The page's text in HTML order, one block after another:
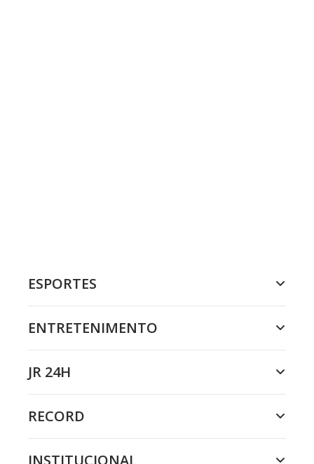
ESPORTES
ENTRETENIMENTO
JR 24H
RECORD